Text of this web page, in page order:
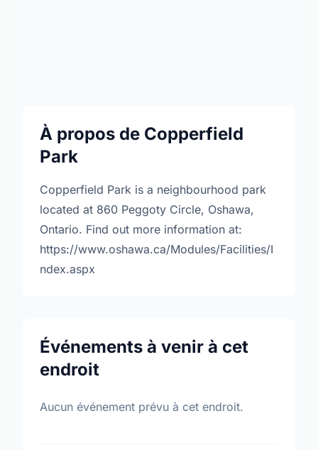
À propos de Copperfield
Park
Copperfield Park is a neighbourhood park
located at 860 Peggoty Circle, Oshawa,
Ontario. Find out more information at:
https://www.oshawa.ca/Modules/Facilities/I
ndex.aspx
Événements à venir à cet
endroit
Aucun événement prévu à cet endroit.